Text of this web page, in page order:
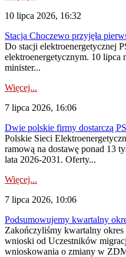
10 lipca 2026, 16:32
Stacja Choczewo przyjęła
Do stacji elektroenergetycznej
elektroenergetycznym. 10 lipca
minister...
Więcej...
7 lipca 2026, 16:06
Dwie polskie firmy dostarczą
Polskie Sieci
ramową na dostawę ponad 13
lata 2026-2031. Oferty...
Więcej...
7 lipca 2026, 10:06
Podsumowujemy kwartalny
Zakończyliśmy kwartalny
wnioski od Uczestników
wnioskowania o zmiany w